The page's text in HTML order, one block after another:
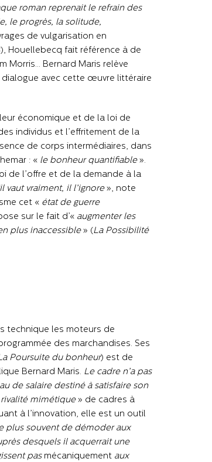
roman reprenait le refrain des
le progrès, la solitude,
de vulgarisation en
Houellebecq fait référence à de
Morris… Bernard Maris relève
avec cette œuvre littéraire
économique et de la loi de
individus et l’effritement de la
de corps intermédiaires, dans
: « le bonheur quantifiable».
de l’offre et de la demande à la
vaut vraiment, il l’ignore», note
cet « état de guerre
sur le fait d’« augmenter les
plus inaccessible» (La Possibilité
technique les moteurs de
des marchandises. Ses
Poursuite du bonheur) est de
Bernard Maris. Le cadre n’a pas
de salaire destiné à satisfaire son
rivalité mimétique» de cadres à
à l’innovation, elle est un outil
plus souvent de démoder aux
desquels il acquerrait une
pas mécaniquement aux